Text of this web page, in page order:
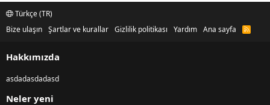
Türkçe (TR)
Bize ulaşın Şartlar ve kurallar Gizlilik politikası Yardım Ana sayfa
R
S
Hakkımızda
asdadasdadasd
Neler yeni